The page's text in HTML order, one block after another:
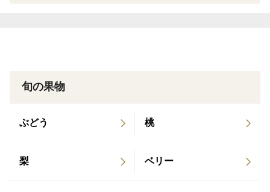
1本に使用したみかん：約1.6Kg
賞味期限：2027年2月15日
【ぽんかんジュース】
旬の果物
ぶどう 桃
梨 ベリー